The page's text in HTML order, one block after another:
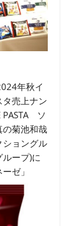
年秋イ
売上ナン
PASTA ソ
菊池和哉
ショングル
ープ)に
ゼ」